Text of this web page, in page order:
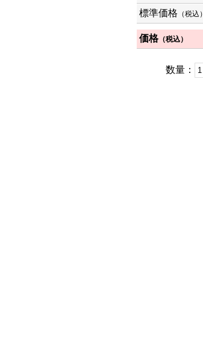
標準価格 （税込）
価格（税込）
数量：